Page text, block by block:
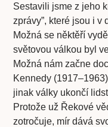
Sestavili jsme z jeho
zprávy”, které jsou i v
Možná se něktěří
světovou válkou byl
Možná nám začne
Kennedy
jinak války ukončí
Protože už Řekové
zotročuje, mír dává